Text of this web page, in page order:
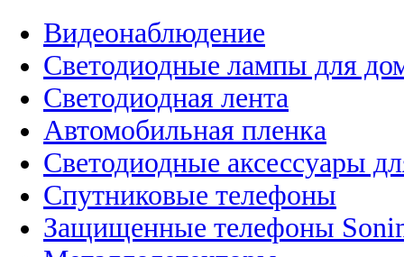
Видеонаблюдение
Светодиодные лампы для
Светодиодная лента
Автомобильная пленка
Светодиодные аксессуары
Спутниковые телефоны
Защищенные телефоны